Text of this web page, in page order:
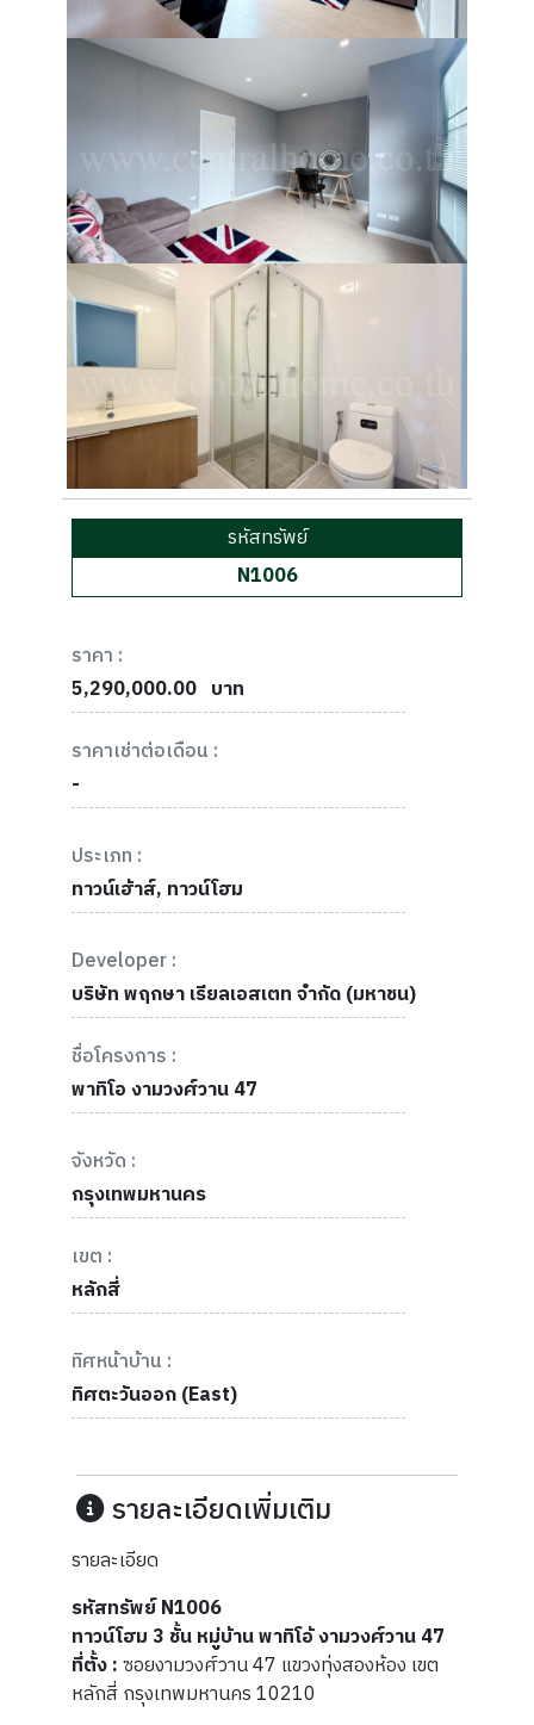
รหัสทรัพย์
N1006
ราคา :
5,290,000.00 บาท
ราคาเช่าต่อเดือน :
-
ประเภท :
ทาวน์เฮ้าส์, ทาวน์โฮม
Developer :
บริษัท พฤกษา เรียลเอสเตท จำกัด (มหาชน)
ชื่อโครงการ :
พาทิโอ งามวงศ์วาน 47
จังหวัด :
กรุงเทพมหานคร
เขต :
หลักสี่
ทิศหน้าบ้าน :
ทิศตะวันออก (East)
รายละเอียดเพิ่มเติม
รายละเอียด
รหัสทรัพย์ N1006
ทาวน์โฮม 3 ชั้น หมู่บ้าน พาทิโอ้ งามวงศ์วาน 47
ที่ตั้ง :ซอยงามวงศ์วาน 47 แขวงทุ่งสองห้อง เขต
หลักสี่ กรุงเทพมหานคร 10210